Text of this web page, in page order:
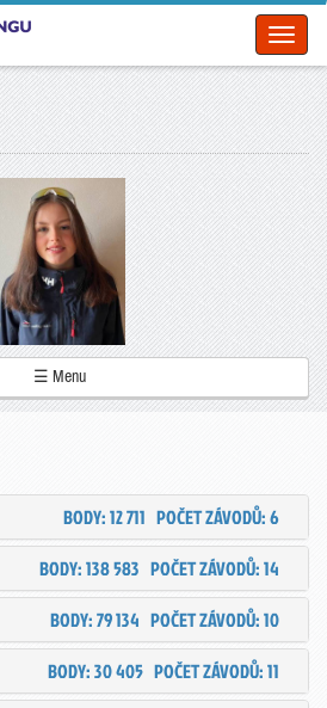
☰ Menu
POČET ZÁVODŮ: 6
BODY: 12 711
POČET ZÁVODŮ: 14
BODY: 138 583
POČET ZÁVODŮ: 10
BODY: 79 134
POČET ZÁVODŮ: 11
BODY: 30 405